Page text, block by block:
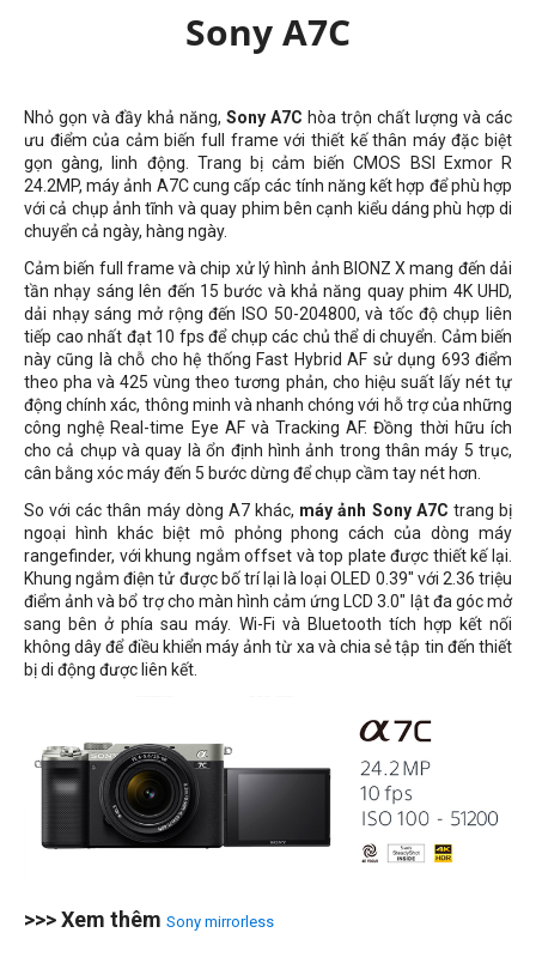
Sony A7C
Nhỏ gọn và đầy khả năng, Sony A7C hòa trộn chất lượng và các
ưu điểm của cảm biến full frame với thiết kế thân máy đặc biệt
gọn gàng, linh động. Trang bị cảm biến CMOS BSI Exmor R
24.2MP, máy ảnh A7C cung cấp các tính năng kết hợp để phù hợp
với cả chụp ảnh tĩnh và quay phim bên cạnh kiểu dáng phù hợp di
chuyển cả ngày, hàng ngày.
Cảm biến full frame và chip xử lý hình ảnh BIONZ X mang đến dải
tần nhạy sáng lên đến 15 bước và khả năng quay phim 4K UHD,
dải nhạy sáng mở rộng đến ISO 50-204800, và tốc độ chụp liên
tiếp cao nhất đạt 10 fps để chụp các chủ thể di chuyển. Cảm biến
này cũng là chỗ cho hệ thống Fast Hybrid AF sử dụng 693 điểm
theo pha và 425 vùng theo tương phản, cho hiệu suất lấy nét tự
động chính xác, thông minh và nhanh chóng với hỗ trợ của những
công nghệ Real-time Eye AF và Tracking AF. Đồng thời hữu ích
cho cả chụp và quay là ổn định hình ảnh trong thân máy 5 trục,
cân bằng xóc máy đến 5 bước dừng để chụp cầm tay nét hơn.
So với các thân máy dòng A7 khác, máy ảnh Sony A7C trang bị
ngoại hình khác biệt mô phỏng phong cách của dòng máy
rangefinder, với khung ngắm offset và top plate được thiết kế lại.
Khung ngắm điện tử được bố trí lại là loại OLED 0.39" với 2.36 triệu
điểm ảnh và bổ trợ cho màn hình cảm ứng LCD 3.0" lật đa góc mở
sang bên ở phía sau máy. Wi-Fi và Bluetooth tích hợp kết nối
không dây để điều khiển máy ảnh từ xa và chia sẻ tập tin đến thiết
bị di động được liên kết.
>>> Xem thêm Sony mirrorless